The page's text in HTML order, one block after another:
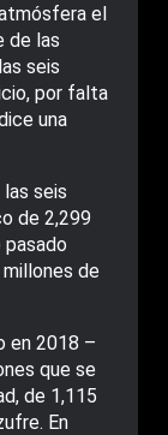
el
de las
seis
por falta
una
seis
de 2,299
pasado
de
en 2018 –
que se
de 1,115
En